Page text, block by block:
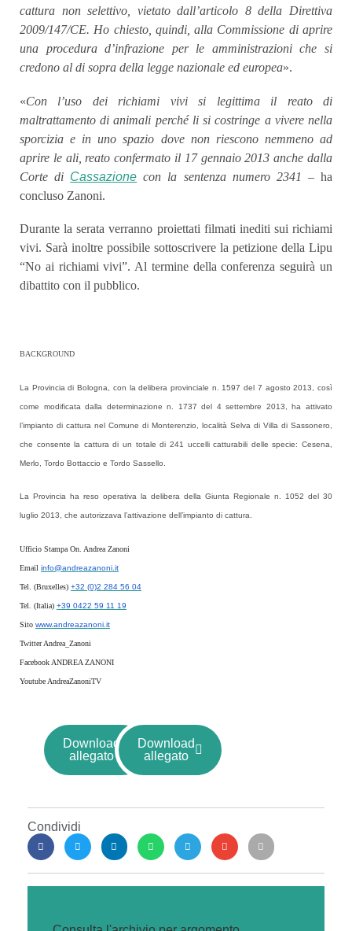
cattura non selettivo, vietato dall’articolo 8 della Direttiva
2009/147/CE. Ho chiesto, quindi, alla Commissione di aprire
una procedura d’infrazione per le amministrazioni che si
credono al di sopra della legge nazionale ed europea».
«Con l’uso dei richiami vivi si legittima il reato di
maltrattamento di animali perché li si costringe a vivere nella
sporcizia e in uno spazio dove non riescono nemmeno ad
aprire le ali, reato confermato il 17 gennaio 2013 anche dalla
Corte di Cassazione con la sentenza numero 2341 –ha
concluso Zanoni.
Durante la serata verranno proiettati filmati inediti sui richiami
vivi. Sarà inoltre possibile sottoscrivere la petizione della Lipu
“No ai richiami vivi”. Al termine della conferenza seguirà un
dibattito con il pubblico.
BACKGROUND
La Provincia diBologna, con la delibera provinciale n. 1597 del 7 agosto 2013, così
come modificata dalla determinazione n. 1737 del 4 settembre 2013, ha attivato
l’impianto di cattura nel Comune di Monterenzio, località Selva di Villa di Sassonero,
che consente la cattura di un totale di 241 uccelli catturabili delle specie: Cesena,
Merlo, Tordo Bottaccio e Tordo Sassello.
La Provincia ha reso operativa la delibera della Giunta Regionale n. 1052 del 30
luglio 2013, che autorizzava l’attivazione dell’impianto di cattura.
Ufficio Stampa On. Andrea Zanoni
Email info@andreazanoni.it
Tel. (Bruxelles) +32 (0)2 284 56 04
Tel. (Italia) +39 0422 59 11 19
Sito www.andreazanoni.it
Twitter Andrea_Zanoni
Facebook ANDREA ZANONI
Youtube AndreaZanoniTV
Download
allegato
Download
allegato
Condividi